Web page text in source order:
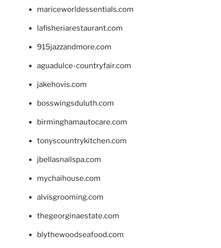
mariceworldessentials.com
lafisheriarestaurant.com
915jazzandmore.com
aguadulce-countryfair.com
jakehovis.com
bosswingsduluth.com
birminghamautocare.com
tonyscountrykitchen.com
jbellasnailspa.com
mychaihouse.com
alvisgrooming.com
thegeorginaestate.com
blythewoodseafood.com